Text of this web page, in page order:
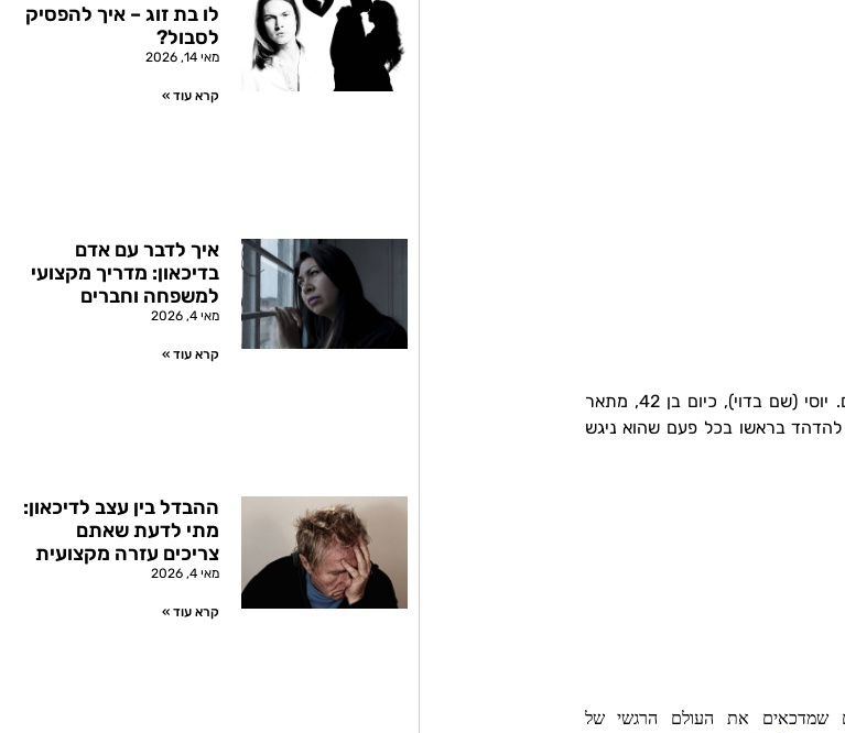
הערות שליליות מההורים משפיעות באופן ייחודי על גברים צעירים ובוגרים. יוסי (שם בדוי), כיום בן 42, מתאר
בראשו בכל פעם שהוא ניגש
שמדכאים את העולם הרגשי של
לו בת זוג – איך להפסיק
לסבול?
מאי 14, 2026
קרא עוד »
איך לדבר עם אדם
בדיכאון: מדריך מקצועי
למשפחה וחברים
מאי 4, 2026
קרא עוד »
ההבדל בין עצב לדיכאון:
מתי לדעת שאתם
צריכים עזרה מקצועית
מאי 4, 2026
קרא עוד »